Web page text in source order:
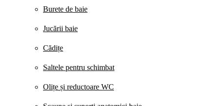
Burete de baie
Jucării baie
Cădițe
Saltele pentru schimbat
Olițe și reductoare WC